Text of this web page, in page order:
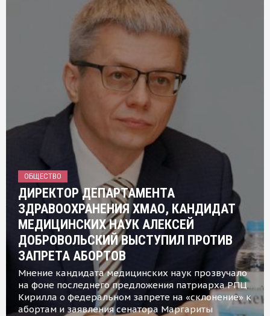
ОБЩЕСТВО
ДИРЕКТОР ДЕПАРТАМЕНТА
ЗДРАВООХРАНЕНИЯ ХМАО, КАНДИДАТ
МЕДИЦИНСКИХ НАУК АЛЕКСЕЙ
ДОБРОВОЛЬСКИЙ ВЫСТУПИЛ ПРОТИВ
ЗАПРЕТА АБОРТОВ
Мнение кандидата медицинских наук прозвучало
на фоне последнего предложения патриарха РПЦ
Кирилла о федеральном запрете на «склонение» к
абортам и заявления сенатора Маргариты